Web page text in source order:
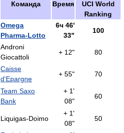
Команда Время
UCI World
Ranking
Omega
Pharma-Lotto
6ч 46'
33"
100
Androni
Giocattoli
+ 12" 80
Caisse
d'Epargne
+ 55" 70
Team Saxo
Bank
+ 1'
08"
60
Liquigas-Doimo
+ 1'
08"
50